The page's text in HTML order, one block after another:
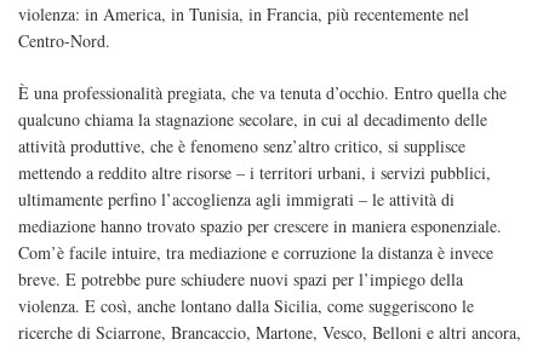
violenza: in America, in Tunisia, in Francia, più recentemente nel
Centro-Nord.
È una professionalità pregiata, che va tenuta d’occhio. Entro quella che
qualcuno chiama la stagnazione secolare, in cui al decadimento delle
attività produttive, che è fenomeno senz’altro critico, si supplisce
mettendo a reddito altre risorse – i territori urbani, i servizi pubblici,
ultimamente perfino l’accoglienza agli immigrati – le attività di
mediazione hanno trovato spazio per crescere in maniera esponenziale.
Com’è facile intuire, tra mediazione e corruzione la distanza è invece
breve. E potrebbe pure schiudere nuovi spazi per l’impiego della
violenza. E così, anche lontano dalla Sicilia, come suggeriscono le
ricerche di Sciarrone, Brancaccio, Martone, Vesco, Belloni e altri ancora,